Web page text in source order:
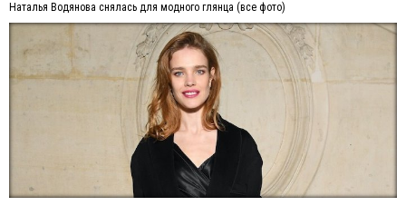
Наталья Водянова снялась для модного глянца (все фото)